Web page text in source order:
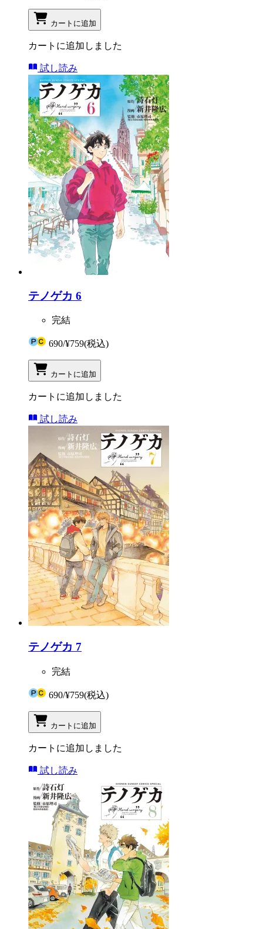
カートに追加
カートに追加しました
試し読み
テノゲカ 6
完結
690/¥759(税込)
カートに追加
カートに追加しました
試し読み
テノゲカ 7
完結
690/¥759(税込)
カートに追加
カートに追加しました
試し読み